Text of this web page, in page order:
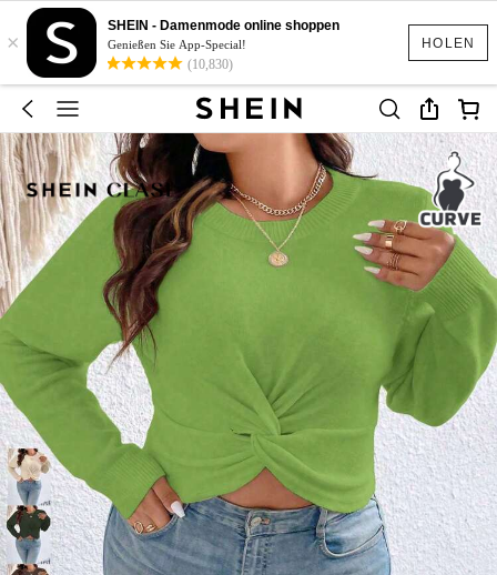
HOLEN
×
SHEIN - Damenmode online shoppen
Genießen Sie App-Special!
(10,830)